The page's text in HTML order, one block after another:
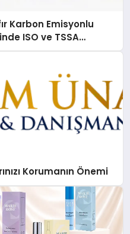
Karbon Emisyonlu
ISO ve TSSA
Korumanın Önemi